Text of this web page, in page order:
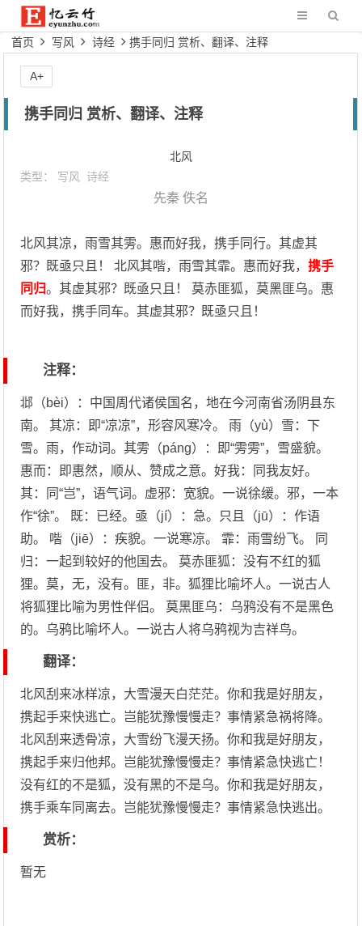
首页 写风 诗经 携手同归 赏析、翻译、注释
携手同归 赏析、翻译、注释
北风
类型： 写风 诗经
先秦 佚名
北风其凉，雨雪其雱。惠而好我，携手同行。其虚其
邪？既亟只且！ 北风其喈，雨雪其霏。惠而好我，携手
同归。其虚其邪？既亟只且！ 莫赤匪狐，莫黑匪乌。惠
而好我，携手同车。其虚其邪？既亟只且！
注释：
邶（bèi）：中国周代诸侯国名，地在今河南省汤阴县东
南。 其凉：即“凉凉”，形容风寒冷。 雨（yù）雪：下
雪。雨，作动词。其雱（páng）：即“雱雱”，雪盛貌。
惠而：即惠然，顺从、赞成之意。好我：同我友好。
其：同“岂”，语气词。虚邪：宽貌。一说徐缓。邪，一本
作“徐”。 既：已经。亟（jí）：急。只且（jū）：作语
助。 喈（jiē）：疾貌。一说寒凉。 霏：雨雪纷飞。 同
归：一起到较好的他国去。 莫赤匪狐：没有不红的狐
狸。莫，无，没有。匪，非。狐狸比喻坏人。一说古人
将狐狸比喻为男性伴侣。 莫黑匪乌：乌鸦没有不是黑色
的。乌鸦比喻坏人。一说古人将乌鸦视为吉祥鸟。
翻译：
北风刮来冰样凉，大雪漫天白茫茫。你和我是好朋友，
携起手来快逃亡。岂能犹豫慢慢走？事情紧急祸将降。
北风刮来透骨凉，大雪纷飞漫天扬。你和我是好朋友，
携起手来归他邦。岂能犹豫慢慢走？事情紧急快逃亡！
没有红的不是狐，没有黑的不是乌。你和我是好朋友，
携手乘车同离去。岂能犹豫慢慢走？事情紧急快逃出。
赏析：
暂无
A+